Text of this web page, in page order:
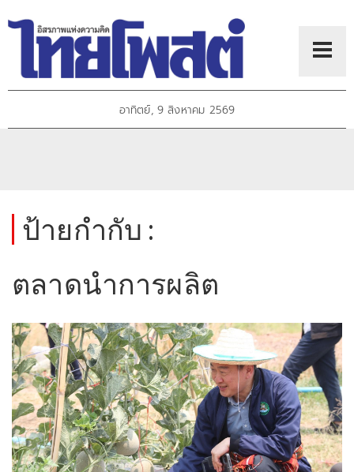
อาทิตย์, 9 สิงหาคม 2569
ป้ายกำกับ :
ตลาดนำการผลิต